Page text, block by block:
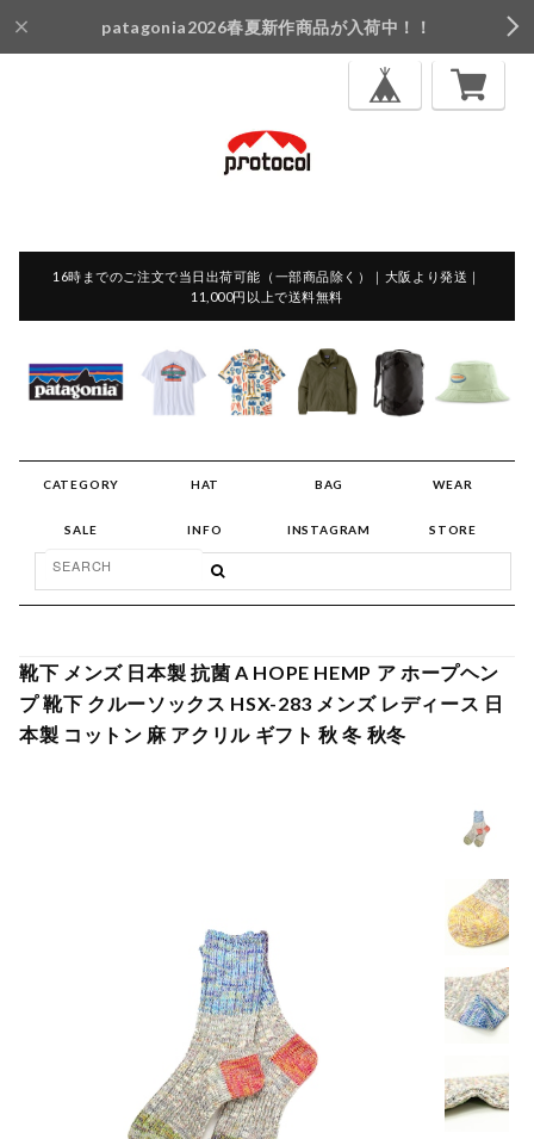
patagonia2026春夏新作商品が入荷中！！
16時までのご注文で当日出荷可能（一部商品除く）｜大阪より発送｜
11,000円以上で送料無料
CATEGORY HAT BAG WEAR
SALE INFO INSTAGRAM STORE
靴下 メンズ 日本製 抗菌 A HOPE HEMP ア ホープヘン
プ 靴下 クルーソックス HSX-283 メンズ レディース 日
本製 コットン 麻 アクリル ギフト 秋 冬 秋冬